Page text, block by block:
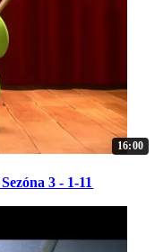
16:00
3 - 1-11